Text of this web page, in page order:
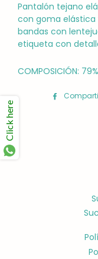
Pantalón tejano
con goma elástica
bandas con
etiqueta con
COMPOSICIÓN:
Click here